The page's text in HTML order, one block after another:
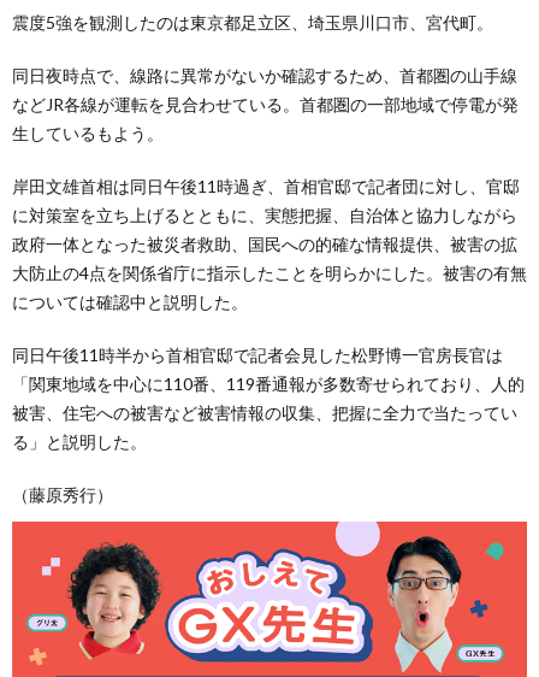
震度5強を観測したのは東京都足立区、埼玉県川口市、宮代町。
同日夜時点で、線路に異常がないか確認するため、首都圏の山手線
などJR各線が運転を見合わせている。首都圏の一部地域で停電が発
生しているもよう。
岸田文雄首相は同日午後11時過ぎ、首相官邸で記者団に対し、官邸
に対策室を立ち上げるとともに、実態把握、自治体と協力しながら
政府一体となった被災者救助、国民への的確な情報提供、被害の拡
大防止の4点を関係省庁に指示したことを明らかにした。被害の有無
については確認中と説明した。
同日午後11時半から首相官邸で記者会見した松野博一官房長官は
「関東地域を中心に110番、119番通報が多数寄せられており、人的
被害、住宅への被害など被害情報の収集、把握に全力で当たってい
る」と説明した。
（藤原秀行）